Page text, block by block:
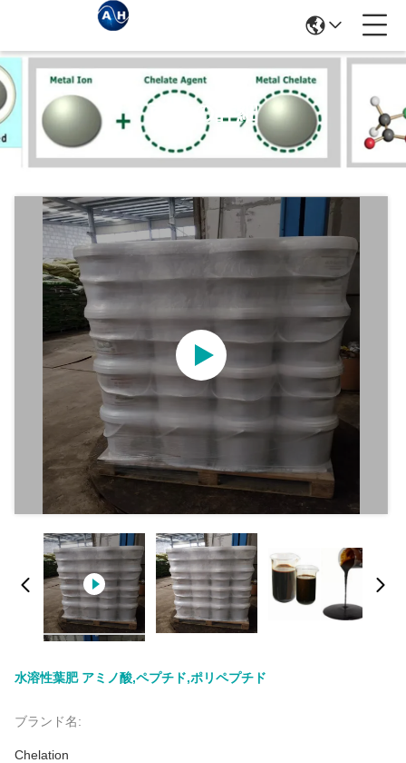
商品の詳細
水溶性葉肥 アミノ酸,ペプチド,ポリペプチド
ブランド名:
Chelation